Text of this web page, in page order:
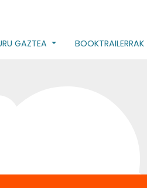
GAZTEA BOOKTRAILERRAK